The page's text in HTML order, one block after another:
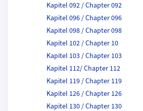
Kapitel 092 / Chapter 092
Kapitel 096 / Chapter 096
Kapitel 098 / Chapter 098
Kapitel 102 / Chapter 10
Kapitel 103 / Chapter 103
Kapitel 112/ Chapter 112
Kapitel 119 / Chapter 119
Kapitel 126 / Chapter 126
Kapitel 130 / Chapter 130